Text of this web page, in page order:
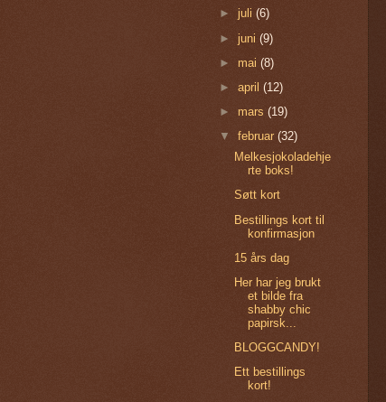
► juli(6)
►juni(9)
► mai(8)
►april(12)
► mars(19)
▼februar(32)
Melkesjokoladehje
rte boks!
Søtt kort
Bestillings kort til
konfirmasjon
15 års dag
Her har jeg brukt
et bilde fra
shabby chic
papirsk...
BLOGGCANDY!
Ett bestillings
kort!